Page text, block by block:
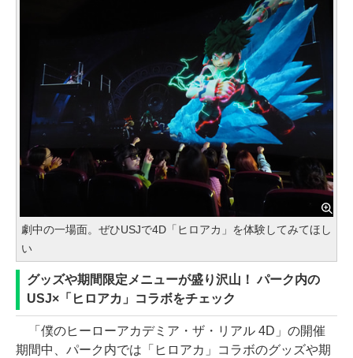
劇中の一場面。ぜひUSJで4D「ヒロアカ」を体験してみてほし
い
グッズや期間限定メニューが盛り沢山！ パーク内の
USJ×「ヒロアカ」コラボをチェック
「僕のヒーローアカデミア・ザ・リアル 4D」の開催
期間中、パーク内では「ヒロアカ」コラボのグッズや期